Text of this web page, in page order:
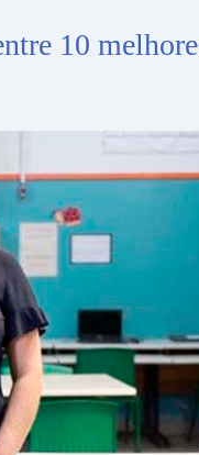
10